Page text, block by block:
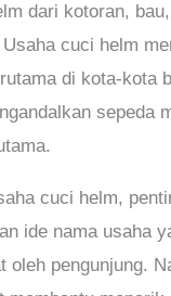
dari kotoran,
cuci helm
di kota-kota
sepeda
cuci helm,
ide nama usaha
oleh pengunjung.